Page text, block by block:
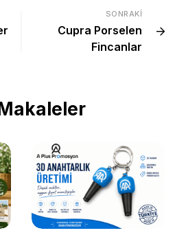
SONRAKI
Cupra Porselen
Fincanlar